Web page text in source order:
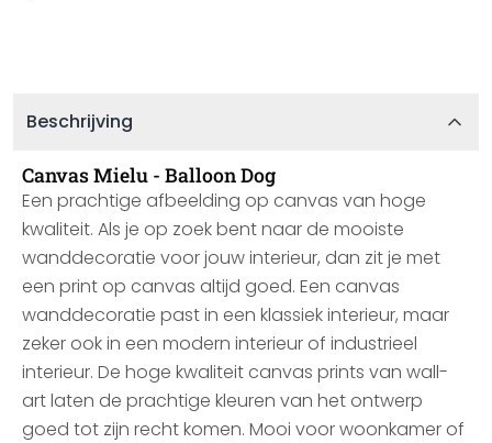
Beschrijving
Canvas Mielu - Balloon Dog
Een prachtige afbeelding op canvas van hoge
kwaliteit. Als je op zoek bent naar de mooiste
wanddecoratie voor jouw interieur, dan zit je met
een print op canvas altijd goed. Een canvas
wanddecoratie past in een klassiek interieur, maar
zeker ook in een modern interieur of industrieel
interieur. De hoge kwaliteit canvas prints van wall-
art laten de prachtige kleuren van het ontwerp
goed tot zijn recht komen. Mooi voor woonkamer of